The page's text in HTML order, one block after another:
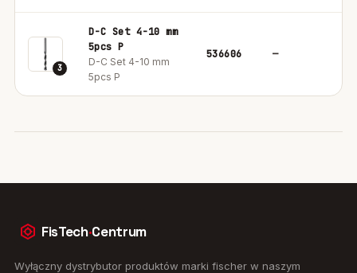
3
D-C Set 4-10 mm
5pcs P
D-C Set 4-10 mm
5pcs P
536606 —
FisTech·Centrum
Wyłączny dystrybutor produktów marki fischer w naszym